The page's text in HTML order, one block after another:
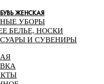
ЖЕНСКАЯ
УБОРЫ
БЕЛЬЕ, НОСКИ
И СУВЕНИРЫ